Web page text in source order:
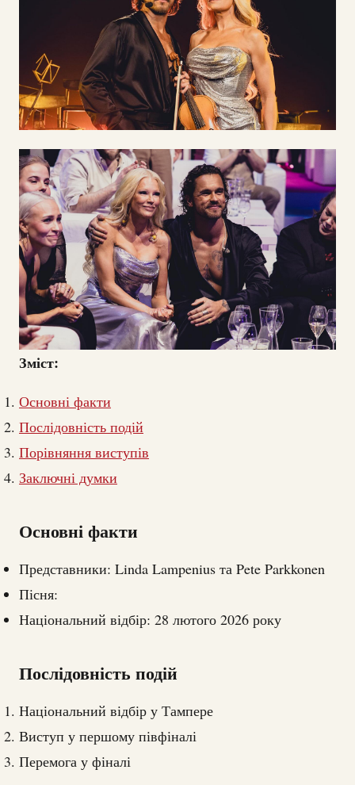
Зміст:
Основні факти
Послідовність подій
Порівняння виступів
Заключні думки
Основні факти
Представники: Linda Lampenius та Pete Parkkonen
Пісня:
Національний відбір: 28 лютого 2026 року
Послідовність подій
Національний відбір у Тампере
Виступ у першому півфіналі
Перемога у фіналі